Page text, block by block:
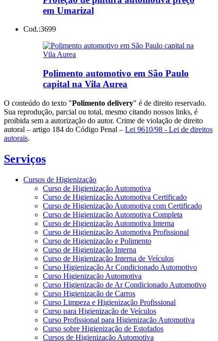
em Umarizal
Cod.:3699
Polimento automotivo em São Paulo
capital na Vila Aurea
O conteúdo do texto "Polimento delivery" é de direito reservado.
Sua reprodução, parcial ou total, mesmo citando nossos links, é
proibida sem a autorização do autor. Crime de violação de direito
autoral – artigo 184 do Código Penal – Lei 9610/98 - Lei de direitos
autorais.
Serviços
Cursos de Higienização
Curso de Higienização Automotiva
Curso de Higienização Automotiva Certificado
Curso de Higienização Automotiva com Certificado
Curso de Higienização Automotiva Completa
Curso de Higienização Automotiva Interna
Curso de Higienização Automotiva Profissional
Curso de Higienização e Polimento
Curso de Higienização Interna
Curso de Higienização Interna de Veículos
Curso Higienização Ar Condicionado Automotivo
Curso Higienização Automotiva
Curso Higienização de Ar Condicionado Automotivo
Curso Higienização de Carros
Curso Limpeza e Higienização Profissional
Curso para Higienização de Veículos
Curso Profissional para Higienização Automotiva
Curso sobre Higienização de Estofados
Cursos de Higienização Automotiva